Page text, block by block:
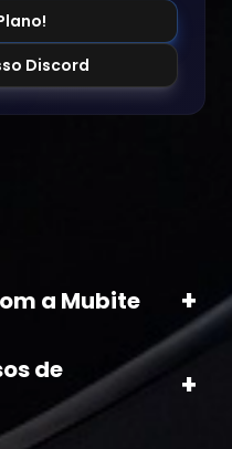
a Mubite +
de
+
Discord